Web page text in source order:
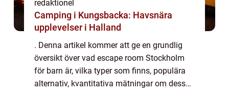
redaktionel
Camping i Kungsbacka: Havsnära
upplevelser i Halland
. Denna artikel kommer att ge en grundlig
översikt över vad escape room Stockholm
för barn är, vilka typer som finns, populära
alternativ, kvantitativa mätningar om dess